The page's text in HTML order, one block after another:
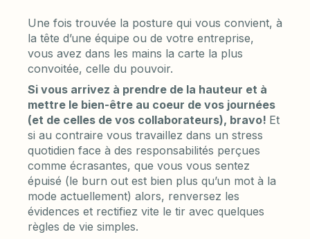
Une fois trouvée la posture qui vous convient, à
la tête d’une équipe ou de votre entreprise,
vous avez dans les mains la carte la plus
convoitée, celle du pouvoir.
Si vous arrivez à prendre de la hauteur et à
mettre le bien-être au coeur de vos journées
(et de celles de vos collaborateurs), bravo! Et
si au contraire vous travaillez dans un stress
quotidien face à des responsabilités perçues
comme écrasantes, que vous vous sentez
épuisé (le burn out est bien plus qu’un mot à la
mode actuellement) alors, renversez les
évidences et rectifiez vite le tir avec quelques
règles de vie simples.